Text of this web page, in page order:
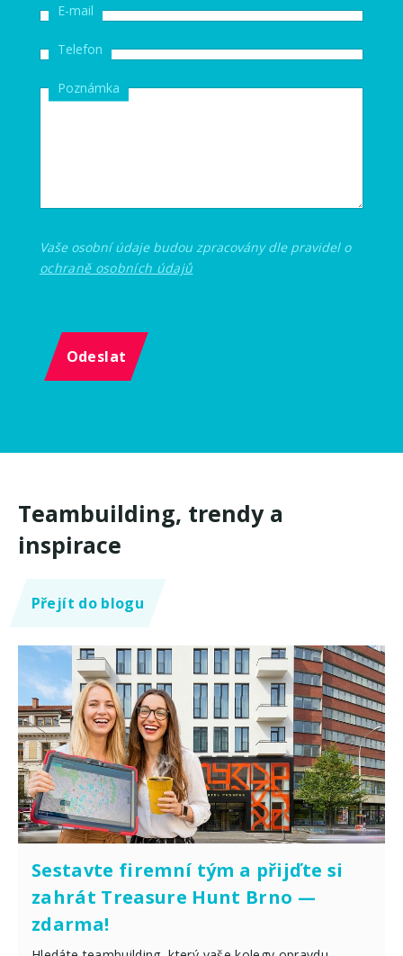
E-mail
Telefon
Poznámka
Vaše osobní údaje budou zpracovány dle pravidel o
ochraně osobních údajů
Odeslat
Teambuilding, trendy a
inspirace
Přejít do blogu
Sestavte firemní tým a přijďte si
zahrát Treasure Hunt Brno —
zdarma!